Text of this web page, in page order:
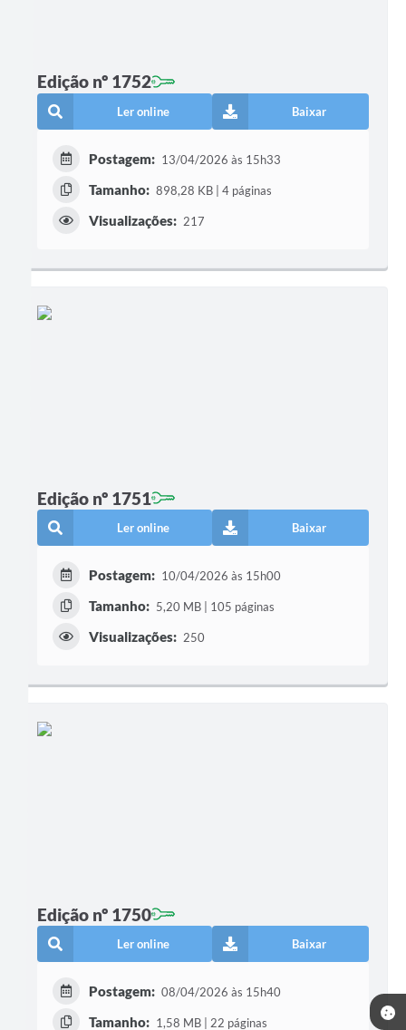
Edição nº 1752
Ler online Baixar
Postagem: 13/04/2026 às 15h33
Tamanho: 898,28 KB | 4 páginas
Visualizações: 217
Edição nº 1751
Ler online Baixar
Postagem: 10/04/2026 às 15h00
Tamanho: 5,20 MB | 105 páginas
Visualizações: 250
Edição nº 1750
Ler online Baixar
Postagem: 08/04/2026 às 15h40
Tamanho: 1,58 MB | 22 páginas